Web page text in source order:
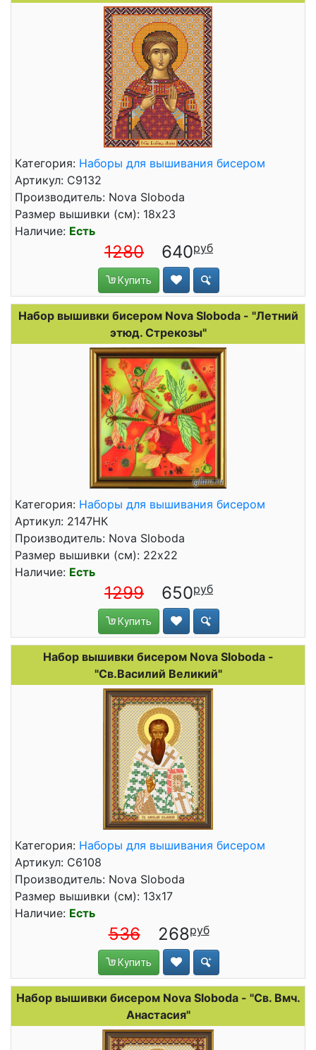
Категория: Наборы для вышивания бисером
Артикул: C9132
Производитель: Nova Sloboda
Размер вышивки (см): 18x23
Наличие: Есть
1280 640
Купить
Набор вышивки бисером Nova Sloboda - "Летний
этюд. Стрекозы"
Категория: Наборы для вышивания бисером
Артикул: 2147НК
Производитель: Nova Sloboda
Размер вышивки (см): 22x22
Наличие: Есть
1299 650
Купить
Набор вышивки бисером Nova Sloboda -
"Св.Василий Великий"
Категория: Наборы для вышивания бисером
Артикул: C6108
Производитель: Nova Sloboda
Размер вышивки (см): 13x17
Наличие: Есть
536 268
Купить
Набор вышивки бисером Nova Sloboda - "Св. Вмч.
Анастасия"